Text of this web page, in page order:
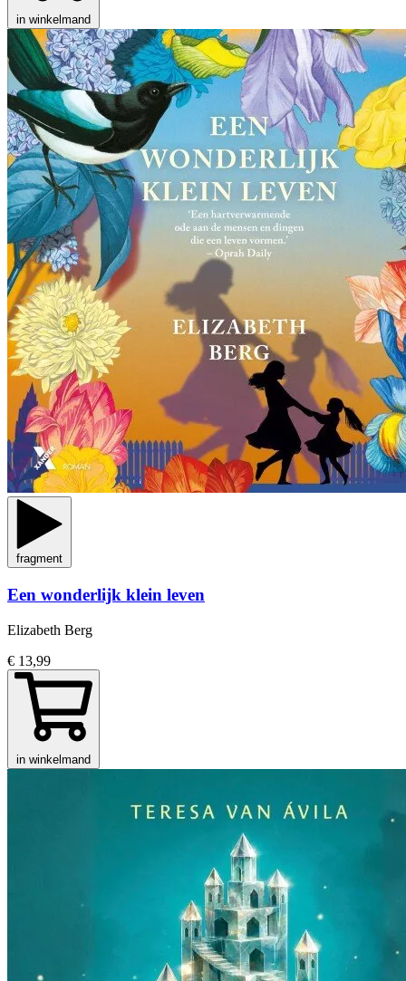
in winkelmand
fragment
Een wonderlijk klein leven
Elizabeth Berg
€ 13,99
in winkelmand